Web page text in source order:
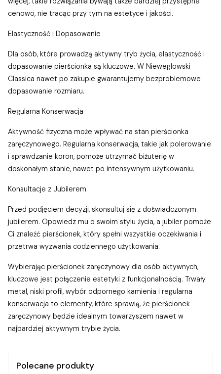
cenowo, nie tracąc przy tym na estetyce i jakości.
Elastyczność i Dopasowanie
Dla osób, które prowadzą aktywny tryb życia, elastyczność i
dopasowanie pierścionka są kluczowe. W Nieweglowski
Classica nawet po zakupie gwarantujemy bezproblemowe
dopasowanie rozmiaru.
Regularna Konserwacja
Aktywność fizyczna może wpływać na stan pierścionka
zaręczynowego. Regularna konserwacja, takie jak polerowanie
i sprawdzanie koron, pomoże utrzymać biżuterię w
doskonałym stanie, nawet po intensywnym użytkowaniu.
Konsultacje z Jubilerem
Przed podjęciem decyzji, skonsultuj się z doświadczonym
jubilerem. Opowiedz mu o swoim stylu życia, a jubiler pomoże
Ci znaleźć pierścionek, który spełni wszystkie oczekiwania i
przetrwa wyzwania codziennego użytkowania.
Wybierając pierścionek zaręczynowy dla osób aktywnych,
kluczowe jest połączenie estetyki z funkcjonalnością. Trwały
metal, niski profil, wybór odpornego kamienia i regularna
konserwacja to elementy, które sprawią, że pierścionek
zaręczynowy będzie idealnym towarzyszem nawet w
najbardziej aktywnym trybie życia.
Polecane produkty